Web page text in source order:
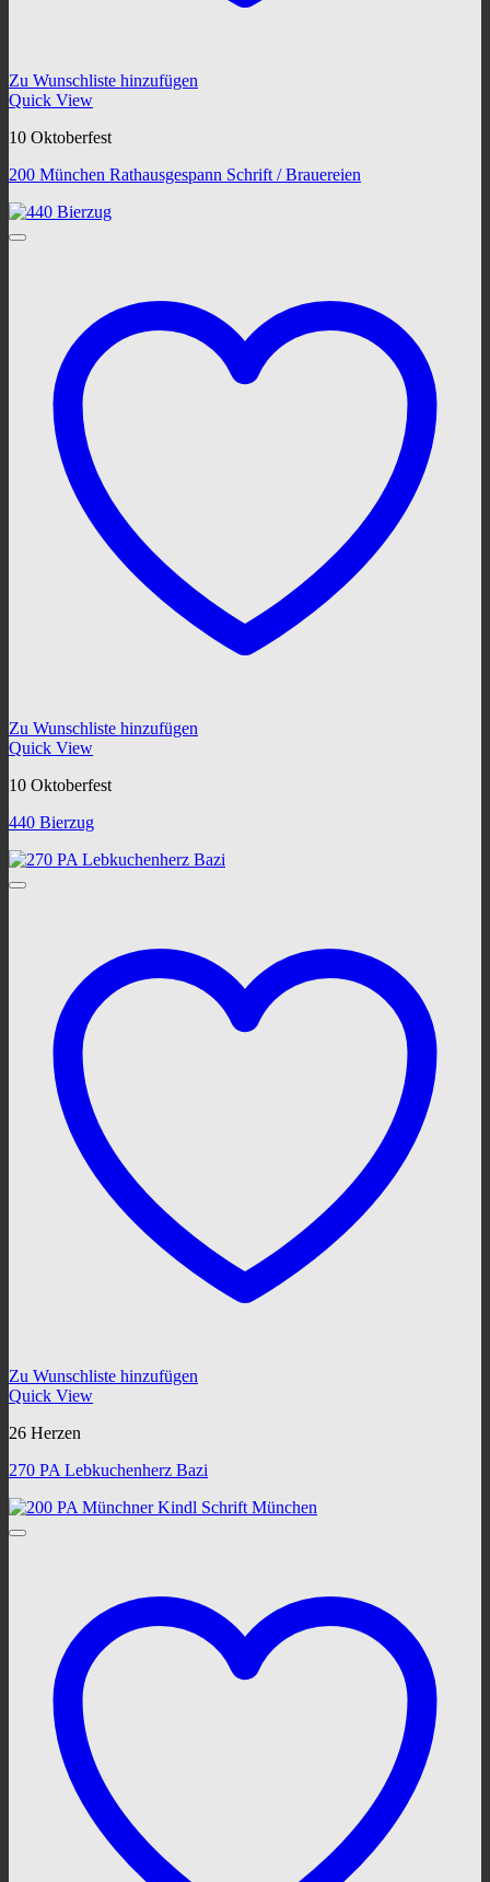
Zu Wunschliste hinzufügen
Quick View
10 Oktoberfest
200 München Rathausgespann Schrift / Brauereien
Zu Wunschliste hinzufügen
Quick View
10 Oktoberfest
440 Bierzug
Zu Wunschliste hinzufügen
Quick View
26 Herzen
270 PA Lebkuchenherz Bazi